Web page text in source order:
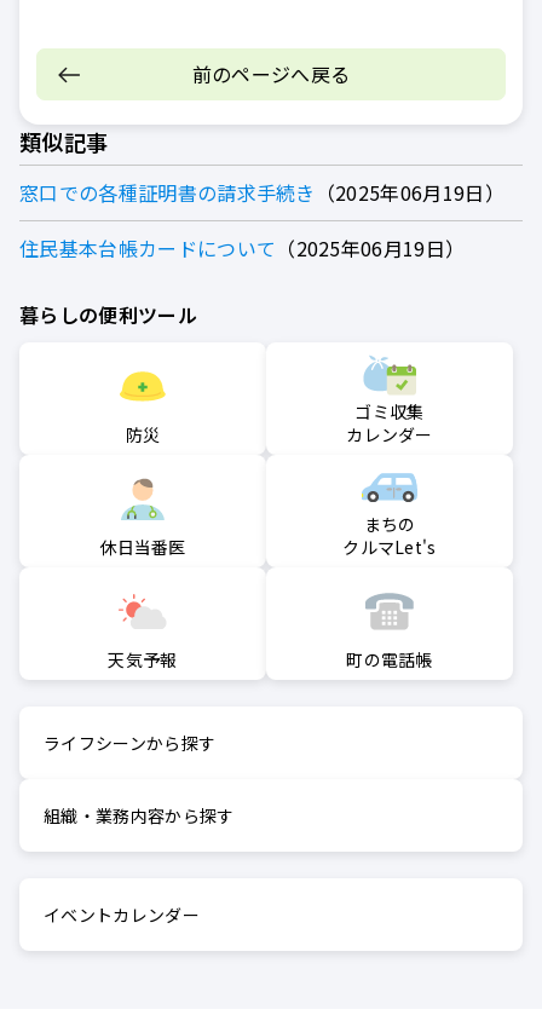
前のページへ戻る
類似記事
窓口での各種証明書の請求手続き
2025年06月19日
住民基本台帳カードについて
2025年06月19日
暮らしの便利ツール
防災
ゴミ収集
カレンダー
休日当番医
まちの
クルマLet's
天気予報 町の電話帳
ライフシーンから探す
組織・業務内容から探す
イベントカレンダー